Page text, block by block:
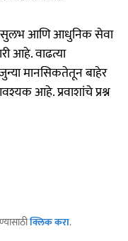
सुलभ आणि आधुनिक सेवा
आहे. वाढत्या
मानसिकतेतून बाहेर
आहे. प्रवाशांचे प्रश्न
क्लिक करा.